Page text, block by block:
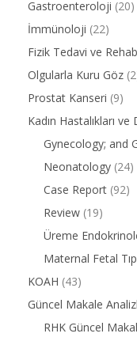
Gastroenteroloji (20)
İmmünoloji (22)
Fizik Tedavi ve
Olgularla Kuru Göz
Prostat Kanseri (9)
Kadın Hastalıkları
Gynecology; and
Neonatology (24)
Case Report (92)
Review (19)
Üreme
Maternal Fetal
KOAH (43)
Güncel Makale
RHK Güncel